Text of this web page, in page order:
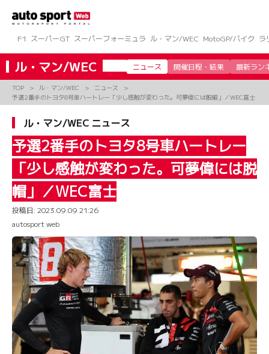
ツ
へ
ス
キ
プ
F1 スーパーGT スーパーフォーミュラ ル・マン/WEC MotoGP/バイク ラ
ル・マン/WEC ニュース 開催日程・結果 最新ラン
TOP ル・マン/WEC
ニュース
予選2番手のトヨタ8号車ハートレー「少し感触が変わった。可夢偉には脱帽」／WEC富士
ル・マン/WEC ニュース
予選2番手のトヨタ8号車ハートレー
「少し感触が変わった。可夢偉には脱
帽」／WEC富士
投稿日: 2023.09.09 21:26
autosport web